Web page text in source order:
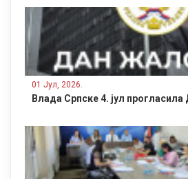
01 Јул, 2026.
Влада Српске 4. јул